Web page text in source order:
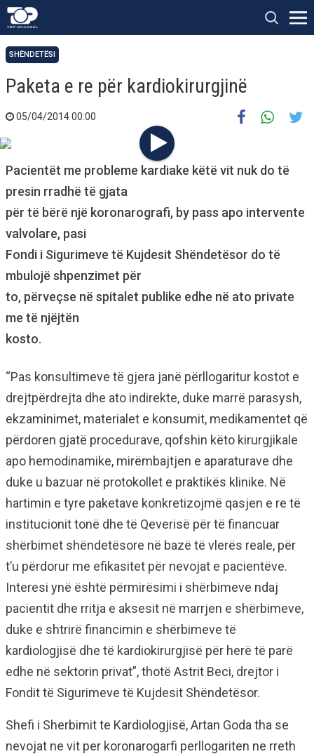
SHËNDETËSI
Paketa e re për kardiokirurgjinë
05/04/2014 00:00
Pacientët me probleme kardiake këtë vit nuk do të
presin rradhë të gjata
për të bërë një koronarografi, by pass apo intervente
valvolare, pasi
Fondi i Sigurimeve të Kujdesit Shëndetësor do të
mbulojë shpenzimet për
to, përveçse në spitalet publike edhe në ato private
me të njëjtën
kosto.
“Pas konsultimeve të gjera janë përllogaritur kostot e
drejtpërdrejta dhe ato indirekte, duke marrë parasysh,
ekzaminimet, materialet e konsumit, medikamentet që
përdoren gjatë procedurave, qofshin këto kirurgjikale
apo hemodinamike, mirëmbajtjen e aparaturave dhe
duke u bazuar në protokollet e praktikës klinike. Në
hartimin e tyre paketave konkretizojmë qasjen e re të
institucionit tonë dhe të Qeverisë për të financuar
shërbimet shëndetësore në bazë të vlerës reale, për
t’u përdorur me efikasitet për nevojat e pacientëve.
Interesi ynë është përmirësimi i shërbimeve ndaj
pacientit dhe rritja e aksesit në marrjen e shërbimeve,
duke e shtrirë financimin e shërbimeve të
kardiologjisë dhe të kardiokirurgjisë për herë të parë
edhe në sektorin privat”, thotë Astrit Beci, drejtor i
Fondit të Sigurimeve të Kujdesit Shëndetësor.
Shefi i Sherbimit te Kardiologjisë, Artan Goda tha se
nevojat ne vit per koronarogarfi perllogariten ne rreth